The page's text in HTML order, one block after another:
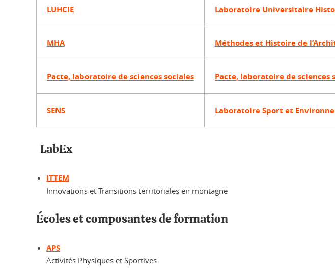
LUHCIE Laboratoire Universitaire
MHA Méthodes et Histoire de
Pacte, laboratoire de sciences sociales Pacte, laboratoire de sciences
SENS Laboratoire Sport et
LabEx
ITTEM
Innovations et Transitions territoriales en montagne
Écoles et composantes de formation
APS
Activités Physiques et Sportives